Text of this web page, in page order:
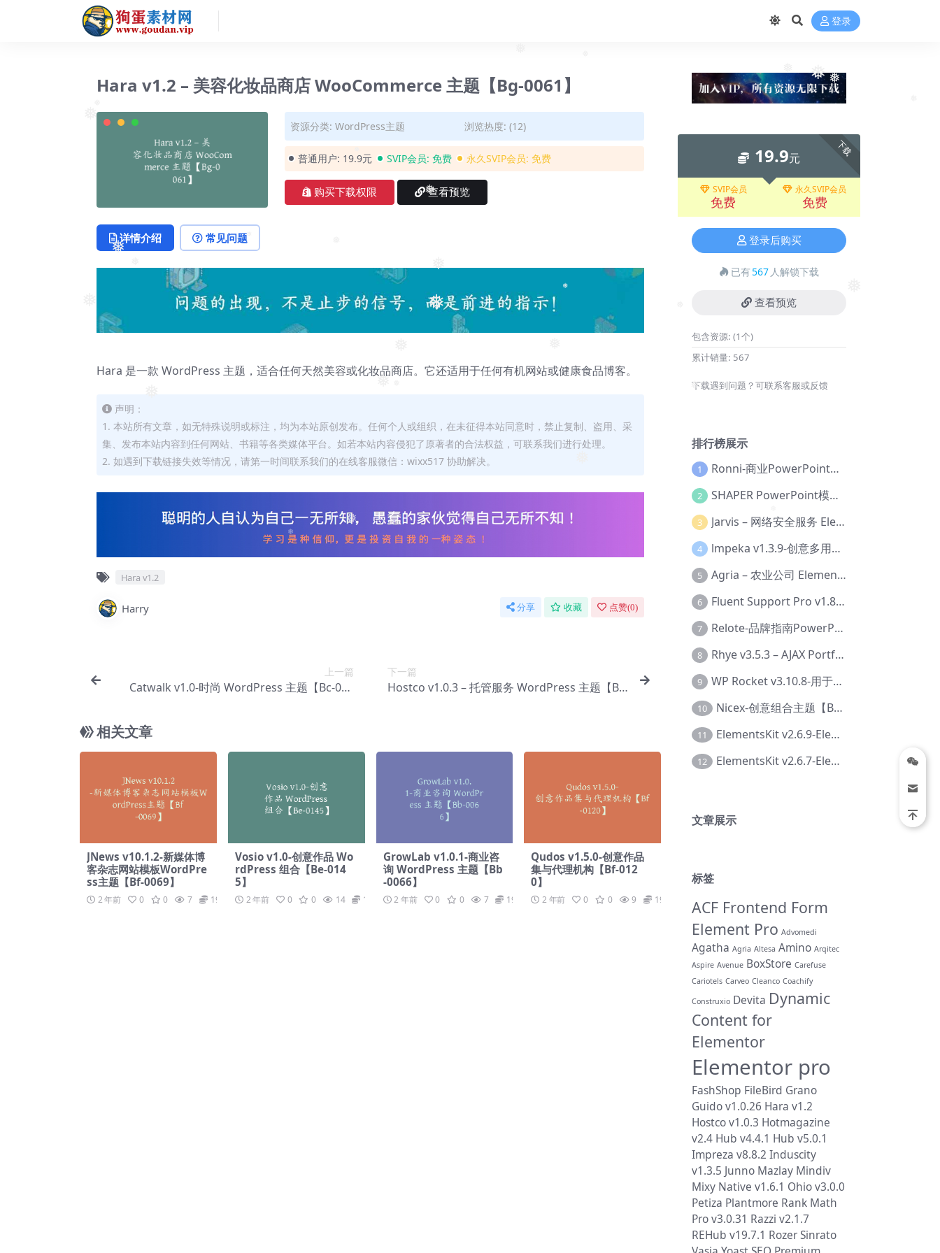
❅
❅
❅
❅
❅
❅
❅
❅
❅
❅
❅
❅
❅
登录
Hara v1.2 – 美容化妆品商店 WooCommerce 主题【Bg-0061】
资源分类: WordPress主题 浏览热度: (12)
普通用户: 19.9元 SVIP会员: 免费 永久SVIP会员: 免费
购买下载权限 查看预览
详情介绍 常见问题
Hara 是一款 WordPress 主题，适合任何天然美容或化妆品商店。它还适用于任何有机网站或健康食品博客。
声明：
1. 本站所有文章，如无特殊说明或标注，均为本站原创发布。任何个人或组织，在未征得本站同意时，禁止复制、盗用、采
集、发布本站内容到任何网站、书籍等各类媒体平台。如若本站内容侵犯了原著者的合法权益，可联系我们进行处理。
2. 如遇到下载链接失效等情况，请第一时间联系我们的在线客服微信：wixx517 协助解决。
Hara v1.2
Harry 分享 收藏 点赞(0)
上一篇
Catwalk v1.0-时尚 WordPress 主题【Bc-002
下一篇
Hostco v1.0.3 – 托管服务 WordPress 主题【Bg
相关文章
JNews v10.1.2-新媒体博
客杂志网站模板WordPre
ss主题【Bf-0069】
2 年前 0 0 7 19.9
Vosio v1.0-创意作品 Wo
rdPress 组合【Be-014
5】
2 年前 0 0 14 19.9
GrowLab v1.0.1-商业咨
询 WordPress 主题【Bb
-0066】
2 年前 0 0 7 19.9
Qudos v1.5.0-创意作品
集与代理机构【Bf-012
0】
2 年前 0 0 9 19.9
下载
19.9元
SVIP会员
免费
永久SVIP会员
免费
登录后购买
已有567 人解锁下载
查看预览
包含资源: (1个)
累计销量: 567
下载遇到问题？可联系客服或反馈
排行榜展示
1 Ronni-商业PowerPoint模板【Dc-0077】
2 SHAPER PowerPoint模板【Dc-0184】
3 Jarvis – 网络安全服务 Elementor 模板套件【Aa-0035】
4 lmpeka v1.3.9-创意多用途 WordPress 主题【Be-0064】
5 Agria – 农业公司 Elementor Pro 模板套件【Aa-0003】
6 Fluent Support Pro v1.8.1 – WordPress 支持票务系统【Cc-0041】
7 Relote-品牌指南PowerPoint模板【Dc-0076】
8 Rhye v3.5.3 – AJAX Portfolio WordPress 主题【Bi-0049】
9 WP Rocket v3.10.8-用于wordpress速度优化的缓存加速插件【Cd-0019】
10 Nicex-创意组合主题【Be-0092】
11 ElementsKit v2.6.9-Elementor插件【Ab-0161】
12 ElementsKit v2.6.7-Elementor插件【Ab-0162】
文章展示
标签
ACF Frontend Form
Element Pro Advomedi
Agatha Agria Altesa Amino Arqitec
Aspire Avenue BoxStore Carefuse
Cariotels Carveo Cleanco Coachify
Construxio Devita Dynamic
Content for
Elementor
Elementor pro
FashShop FileBird Grano
Guido v1.0.26 Hara v1.2
Hostco v1.0.3 Hotmagazine
v2.4 Hub v4.4.1 Hub v5.0.1
Impreza v8.8.2 Induscity
v1.3.5 Junno Mazlay Mindiv
Mixy Native v1.6.1 Ohio v3.0.0
Petiza Plantmore Rank Math
Pro v3.0.31 Razzi v2.1.7
REHub v19.7.1 RozerSinrato